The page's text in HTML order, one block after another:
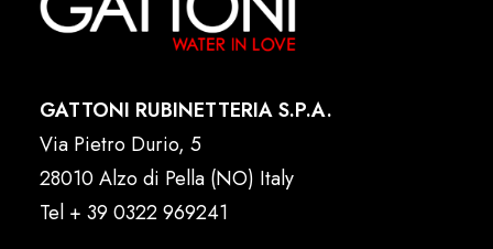
GATTONI RUBINETTERIA S.P.A.
Via Pietro Durio, 5
28010 Alzo di Pella (NO) Italy
Tel + 39 0322 969241